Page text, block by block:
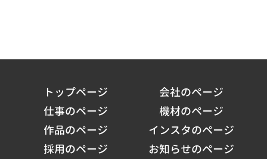
トップページ
会社のページ
仕事のページ
機材のページ
作品のページ
インスタのページ
採用のページ
お知らせのページ